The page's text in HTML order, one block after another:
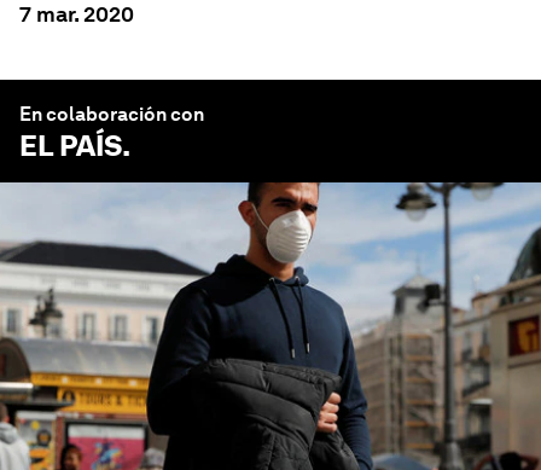
7 mar. 2020
En colaboración con
EL PAÍS.